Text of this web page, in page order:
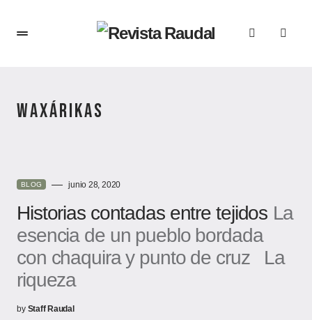
WAXÁRIKAS
BLOG junio 28, 2020
Historias contadas entre tejidos La
esencia de un pueblo bordada
con chaquira y punto de cruz La
riqueza
by Staff Raudal